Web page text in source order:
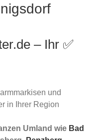
– Ihr ✅
und
in Ihrer Region
Umland wie Bad